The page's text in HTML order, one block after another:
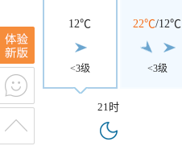
12℃
<3级
22℃/12℃
<3级
21时